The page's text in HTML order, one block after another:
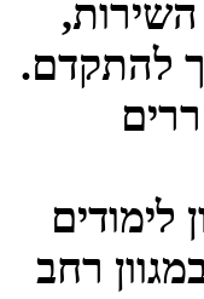
להתקדם.
לימודים
רחב